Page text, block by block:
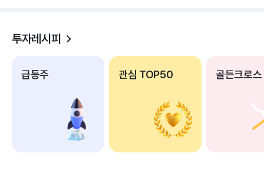
투자레시피
급등주 관심 TOP50 골든크로스